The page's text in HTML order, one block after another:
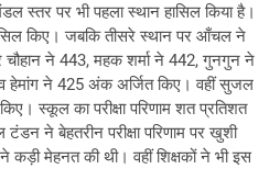
स्तर पर भी पहला स्थान हासिल किया है।
किए। जबकि तीसरे स्थान पर आँचल ने
ने 443, महक शर्मा ने 442, गुनगुन ने
हेमांग ने 425 अंक अर्जित किए। वहीं सुजल
स्कूल का परीक्षा परिणाम शत प्रतिशत
ने बेहतरीन परीक्षा परिणाम पर खुशी
कड़ी मेहनत की थी। वहीं शिक्षकों ने भी इस